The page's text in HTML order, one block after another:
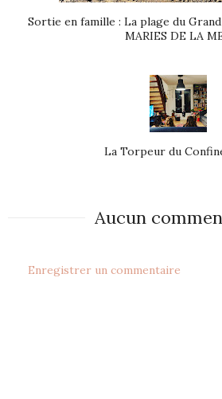
Sortie en famille : La plage du
MARIES DE LA
La Torpeur du
Aucun
Enregistrer un commentaire